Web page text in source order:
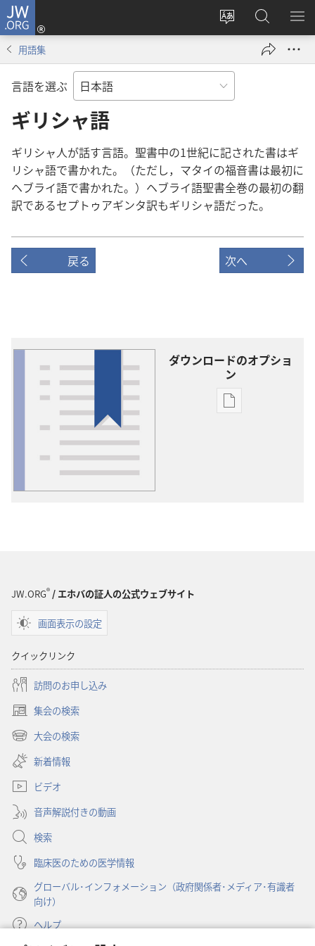
JW.ORG
サ
ト
の
言
変
え
る
ロ
グ
ン
し
ブ
で
開
く）
JW.ORG
の
検
メ
を
用語集
言語を選ぶ
ギリシャ語
ギリシャ人が話す言語。聖書中の1世紀に記された書はギ
リシャ語で書かれた。（ただし，マタイの福音書は最初に
ヘブライ語で書かれた。）ヘブライ語聖書全巻の最初の翻
訳であるセプトゥアギンタ訳もギリシャ語だった。
戻る 次へ
ダウンロードのオプショ
ン
出
集
JW.ORG®/ エホバの証人の公式ウェブサイト
画面表示の設定
クイックリンク
訪問のお申し込み
集会の検索
（新
し
タ
で
開
く）
大会の検索
（新
し
い
タ
ブ
で
開
く）
新着情報
ビデオ
音声解説付きの動画
検索
臨床医のための医学情報
グローバル･インフォメーション（政府関係者･メディア･有識者
向け）
ヘルプ